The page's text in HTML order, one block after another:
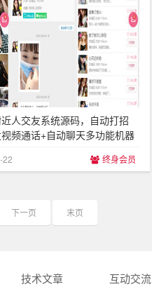
人交友系统源码，自动打招
频通话+自动聊天多功能机器
22 终身会员
下一页 末页
技术文章 互动交流